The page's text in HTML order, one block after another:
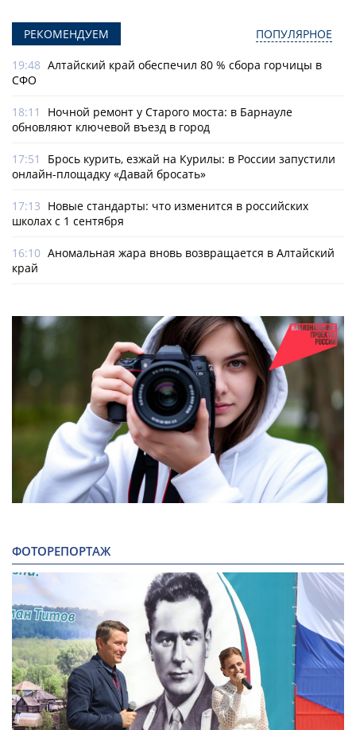
РЕКОМЕНДУЕМ ПОПУЛЯРНОЕ
19:48 Алтайский край обеспечил 80 % сбора горчицы в
СФО
18:11
Ночной ремонт у Старого моста: в Барнауле
обновляют ключевой въезд в город
17:51
Брось курить, езжай на Курилы: в России запустили
онлайн-­площадку «Давай бросать»
17:13 Новые стандарты: что изменится в российских
школах с 1 сентября
16:10 Аномальная жара вновь возвращается в Алтайский
край
ФОТОРЕПОРТАЖ